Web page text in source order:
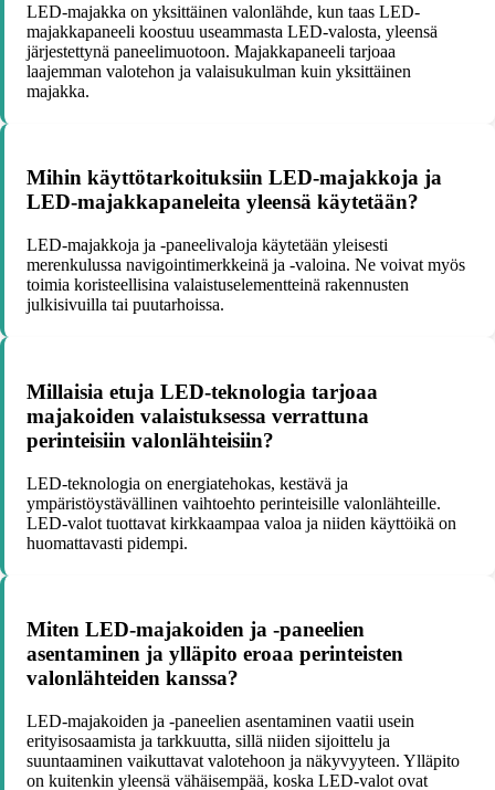
LED-majakka on yksittäinen valonlähde, kun taas LED-
majakkapaneeli koostuu useammasta LED-valosta, yleensä
järjestettynä paneelimuotoon. Majakkapaneeli tarjoaa
laajemman valotehon ja valaisukulman kuin yksittäinen
majakka.
Mihin käyttötarkoituksiin LED-majakkoja ja
LED-majakkapaneleita yleensä käytetään?
LED-majakkoja ja -paneelivaloja käytetään yleisesti
merenkulussa navigointimerkkeinä ja -valoina. Ne voivat myös
toimia koristeellisina valaistuselementteinä rakennusten
julkisivuilla tai puutarhoissa.
Millaisia etuja LED-teknologia tarjoaa
majakoiden valaistuksessa verrattuna
perinteisiin valonlähteisiin?
LED-teknologia on energiatehokas, kestävä ja
ympäristöystävällinen vaihtoehto perinteisille valonlähteille.
LED-valot tuottavat kirkkaampaa valoa ja niiden käyttöikä on
huomattavasti pidempi.
Miten LED-majakoiden ja -paneelien
asentaminen ja ylläpito eroaa perinteisten
valonlähteiden kanssa?
LED-majakoiden ja -paneelien asentaminen vaatii usein
erityisosaamista ja tarkkuutta, sillä niiden sijoittelu ja
suuntaaminen vaikuttavat valotehoon ja näkyvyyteen. Ylläpito
on kuitenkin yleensä vähäisempää, koska LED-valot ovat